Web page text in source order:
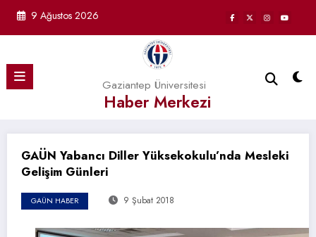
9 Ağustos 2026
Gaziantep Üniversitesi
Haber Merkezi
GAÜN Yabancı Diller Yüksekokulu’nda Mesleki
Gelişim Günleri
GAÜN HABER 9 Şubat 2018